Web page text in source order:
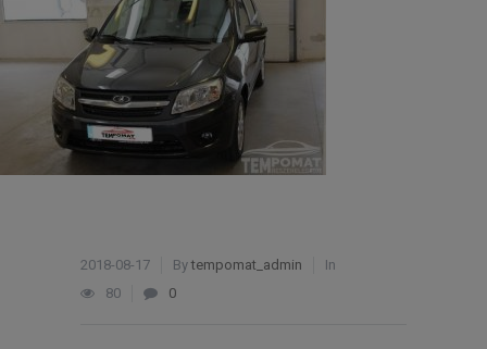
2018-08-17 Bytempomat_admin
In
80
0